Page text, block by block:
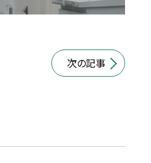
次の記事